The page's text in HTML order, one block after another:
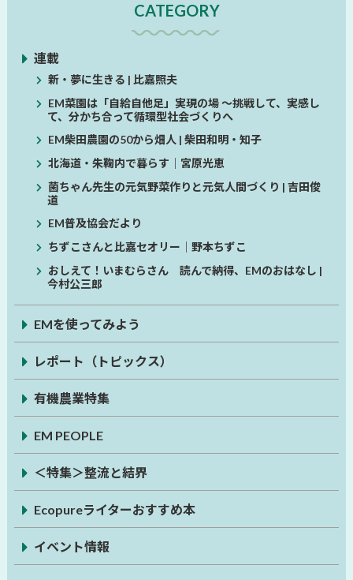
CATEGORY
連載
新・夢に生きる | 比嘉照夫
EM菜園は「自給自他足」実現の場 ～挑戦して、実感し
て、分かち合って循環型社会づくりへ
EM柴田農園の50から畑人 | 柴田和明・知子
北海道・朱鞠内で暮らす│宮原光恵
菌ちゃん先生の元気野菜作りと元気人間づくり | 吉田俊
道
EM普及協会だより
ちずこさんと比嘉セオリー│野本ちずこ
おしえて！いまむらさん 読んで納得、EMのおはなし |
今村公三郎
EMを使ってみよう
レポート（トピックス）
有機農業特集
EM PEOPLE
＜特集＞整流と結界
Ecopureライターおすすめ本
イベント情報